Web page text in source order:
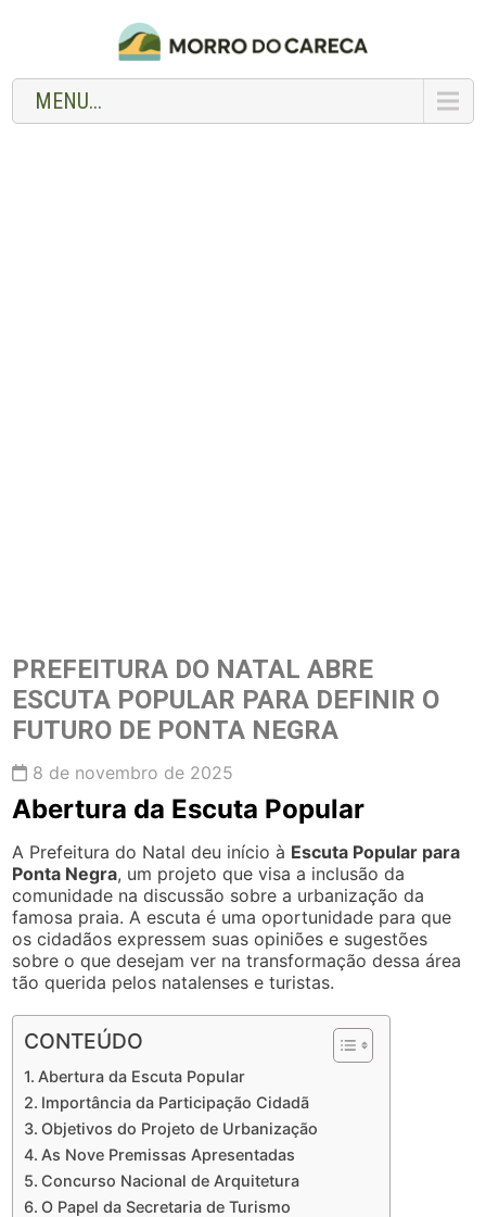
MENU...
PREFEITURA DO NATAL ABRE
ESCUTA POPULAR PARA DEFINIR O
FUTURO DE PONTA NEGRA
8 de novembro de 2025
Abertura da Escuta Popular
A Prefeitura do Natal deu início à Escuta Popular para
Ponta Negra, um projeto que visa a inclusão da
comunidade na discussão sobre a urbanização da
famosa praia. A escuta é uma oportunidade para que
os cidadãos expressem suas opiniões e sugestões
sobre o que desejam ver na transformação dessa área
tão querida pelos natalenses e turistas.
CONTEÚDO
Abertura da Escuta Popular
Importância da Participação Cidadã
Objetivos do Projeto de Urbanização
As Nove Premissas Apresentadas
Concurso Nacional de Arquitetura
O Papel da Secretaria de Turismo